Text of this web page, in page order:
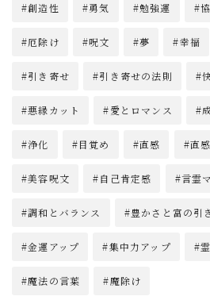
創造性 勇気 勉強運
厄除け 呪文 夢 幸福
引き寄せ 引き寄せの法則
悪縁カット 愛とロマンス
浄化 目覚め 直感 直
美容呪文 自己肯定感 言霊
調和とバランス 豊かさと富の引
金運アップ 集中力アップ
魔法の言葉 魔除け